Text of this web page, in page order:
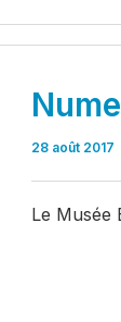
28 août 2017
Le Musée